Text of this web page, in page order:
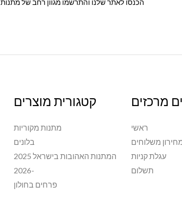
הכנסו לאתר שלנו והתרשמו מגוון רחב של מתנות
מרכזים
ראשי
משלוחים
עגלת קניות
תשלום
קטגורית מוצרים
מתנות מקוריות
בלונים
המתנות האהובות בישראל 2025
-2026
פרחים בחולון